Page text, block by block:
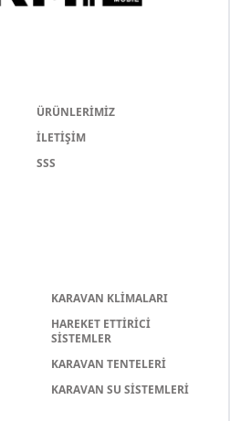
ÜRÜNLERİMİZ
İLETİŞİM
SSS
KARAVAN KLİMALARI
HAREKET ETTİRİCİ
SİSTEMLER
KARAVAN TENTELERİ
KARAVAN SU SİSTEMLERİ